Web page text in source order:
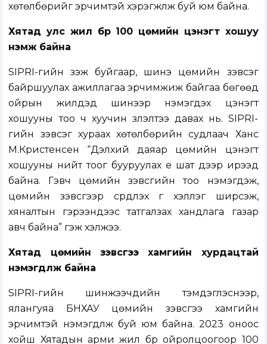
хөтөлбөрийг эрчимтэй хэрэгжүүлж буй юм байна.
Хятад улс жил бүр 100 цөмийн цэнэгт хошуу
нэмж байна
SIPRI-гийн үзэж буйгаар, шинэ цөмийн зэвсэг
байршуулах ажиллагаа эрчимжиж байгаа бөгөөд
ойрын жилүүдэд шинээр нэмэгдэх цэнэгт
хошууны тоо ч хуучин үзүүлэлтээ давах нь. SIPRI-
гийн зэвсэг хураах хөтөлбөрийн судлаач Ханс
М.Кристенсен “Дэлхий даяар цөмийн цэнэгт
хошууны нийт тоог бууруулах үе шат дээр ирээд
байна. Гэвч цөмийн зэвсгийн тоо нэмэгдэж,
цөмийн зэвсгээр сүрдүүлэх үг хэллэг ширүүсэж,
хяналтын гэрээнүүдээс татгалзах хандлага газар
авч байна” гэж хэлжээ.
Хятад цөмийн зэвсгээ хамгийн хурдацтай
нэмэгдүүлж байна
SIPRI-гийн шинжээчдийн тэмдэглэснээр,
ялангуяа БНХАУ цөмийн зэвсгээ хамгийн
эрчимтэй нэмэгдүүлж буй юм байна. 2023 оноос
хойш Хятадын арми жил бүр ойролцоогоор 100